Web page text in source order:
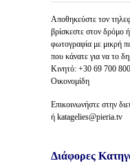
Αποθηκεύστε τον
βρίσκεστε στον δρόμο
φωτογραφία με μικρή
που κάνατε για να το
Κινητό: +30 69 700
Οικονομίδη
Επικοινωνήστε στην
ή katagelies@pieria.tv
Διάφορες